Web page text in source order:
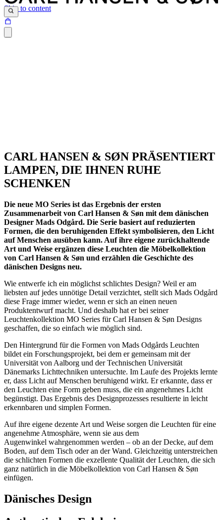
Skip to content
CARL HANSEN & SØN PRÄSENTIERT
LAMPEN, DIE IHNEN RUHE
SCHENKEN
Die neue MO Series ist das Ergebnis der ersten
Zusammenarbeit von Carl Hansen & Søn mit dem dänischen
Designer Mads Odgård. Die Serie basiert auf reduzierten
Formen, die den beruhigenden Effekt symbolisieren, den Licht
auf Menschen ausüben kann. Auf ihre eigene zurückhaltende
Art und Weise ergänzen diese Leuchten die Möbelkollektion
von Carl Hansen & Søn und erzählen die Geschichte des
dänischen Designs neu.
Wie entwerfe ich ein möglichst schlichtes Design? Weil er am
liebsten auf jedes unnötige Detail verzichtet, stellt sich Mads Odgård
diese Frage immer wieder, wenn er sich an einen neuen
Produktentwurf macht. Und deshalb hat er bei seiner
Leuchtenkollektion MO Series für Carl Hansen & Søn Designs
geschaffen, die so einfach wie möglich sind.
Den Hintergrund für die Formen von Mads Odgårds Leuchten
bildet ein Forschungsprojekt, bei dem er gemeinsam mit der
Universität von Aalborg und der Technischen Universität
Dänemarks Lichttechniken untersuchte. Im Laufe des Projekts lernte
er, dass Licht auf Menschen beruhigend wirkt. Er erkannte, dass er
den Leuchten eine Form geben muss, die ein angenehmes Licht
begünstigt. Das Ergebnis des Designprozesses resultierte in leicht
erkennbaren und simplen Formen.
Auf ihre eigene dezente Art und Weise sorgen die Leuchten für eine
angenehme Atmosphäre, wenn sie aus dem
Augenwinkel wahrgenommen werden – ob an der Decke, auf dem
Boden, auf dem Tisch oder an der Wand. Gleichzeitig unterstreichen
die schlichten Formen die exzellente Qualität der Leuchten, die sich
ganz natürlich in die Möbelkollektion von Carl Hansen & Søn
einfügen.
Dänisches Design